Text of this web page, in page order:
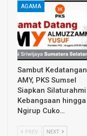
AGAMA
Sambut Kedatangan
AMY, PKS Sumsel
Siapkan Silaturahmi
Kebangsaan hingga
Ngirup Cuko…
PREV NEXT